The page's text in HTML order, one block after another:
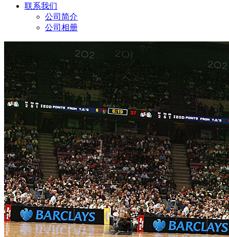
联系我们
公司简介
公司相册